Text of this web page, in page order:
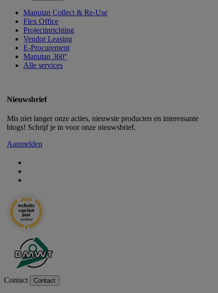
Manutan Collect & Re-Use
Flex Office
Projectinrichting
Vendor Leasing
E-Procurement
Manutan 360°
Alle services
Nieuwsbrief
Mis niet langer onze acties, nieuwste producten en interessante
blogs! Schrijf je in voor onze nieuwsbrief.
Aanmelden
Contact Contact